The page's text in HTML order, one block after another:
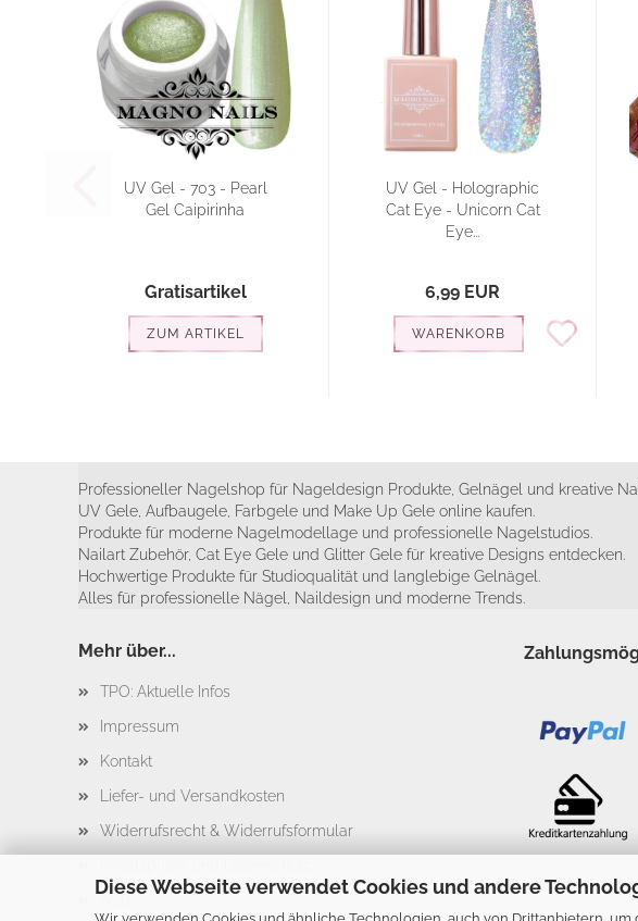
Diese Webseite verwendet Cookies und andere
Wir verwenden Cookies und ähnliche Technologien, auch von Drittanbietern,
UV Gel - 703 - Pearl
Gel Caipirinha
Gratisartikel
ZUM ARTIKEL
UV Gel - Holographic
Cat Eye - Unicorn Cat
Eye...
6,99 EUR
WARENKORB
Professioneller Nagelshop für Nageldesign Produkte, Gelnägel und kreative
UV Gele, Aufbaugele, Farbgele und Make Up Gele online kaufen.
Produkte für moderne Nagelmodellage und professionelle Nagelstudios.
Nailart Zubehör, Cat Eye Gele und Glitter Gele für kreative Designs entdecken.
Hochwertige Produkte für Studioqualität und langlebige Gelnägel.
Alles für professionelle Nägel, Naildesign und moderne Trends.
Mehr über...
TPO: Aktuelle Infos
Impressum
Kontakt
Liefer- und Versandkosten
Widerrufsrecht & Widerrufsformular